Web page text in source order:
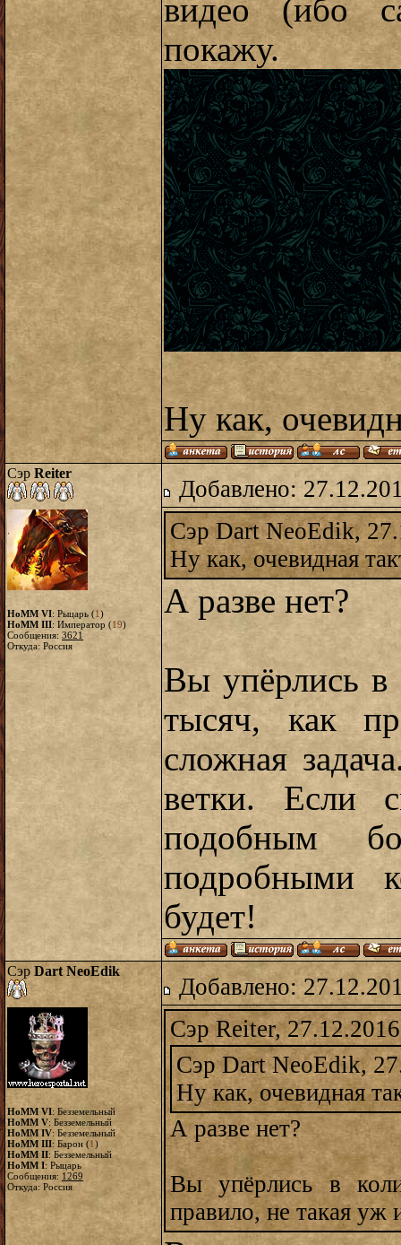
видео (ибо
покажу.
Ну как,
Сэр Reiter
HoMM VI: Рыцарь (1)
HoMM III: Император (19)
Сообщения: 3621
Откуда: Россия
Добавлено:
Сэр Dart NeoEdik,
Ну как, очевидная
А разве нет?
Вы упёрлись в
тысяч, как
сложная
ветки. Если
подобным
подробными
будет!
Сэр Dart NeoEdik
HoMM VI: Безземельный
HoMM V: Безземельный
HoMM IV: Безземельный
HoMM III: Барон (1)
HoMM II: Безземельный
HoMM I: Рыцарь
Сообщения: 1269
Откуда: Россия
Добавлено:
Сэр Reiter,
Сэр Dart NeoEdik,
Ну как, очевидная
А разве нет?
Вы упёрлись в
правило, не такая уж